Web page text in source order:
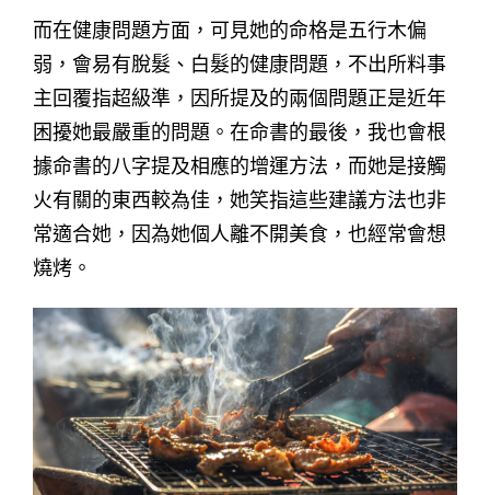
而在健康問題方面，可見她的命格是五行木偏
弱，會易有脫髮、白髮的健康問題，不出所料事
主回覆指超級準，因所提及的兩個問題正是近年
困擾她最嚴重的問題。在命書的最後，我也會根
據命書的八字提及相應的增運方法，而她是接觸
火有關的東西較為佳，她笑指這些建議方法也非
常適合她，因為她個人離不開美食，也經常會想
燒烤。